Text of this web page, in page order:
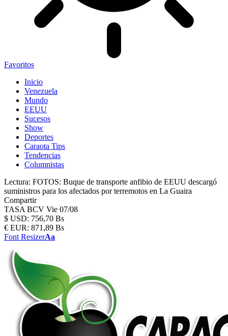
Favoritos
Inicio
Venezuela
Mundo
EEUU
Sucesos
Show
Deportes
Caraota Tips
Tendencias
Columnistas
Lectura: FOTOS: Buque de transporte anfibio de EEUU descargó
suministros para los afectados por terremotos en La Guaira
Compartir
TASA BCV Vie 07/08
$ USD: 756,70 Bs
€ EUR: 871,89 Bs
Font ResizerAa